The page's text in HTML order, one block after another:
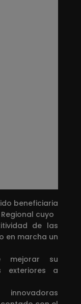
beneficiaria
cuyo
de las
en marcha un
mejorar su
exteriores a